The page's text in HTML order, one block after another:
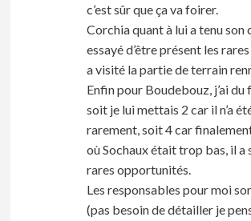
c’est sûr que ça va foirer.
Corchia quant à lui a tenu
essayé d’être présent les
a visité la partie de terrain
Enfin pour Boudebouz, j’ai du
soit je lui mettais 2 car il n’a
rarement, soit 4 car
où Sochaux était trop bas, il a
rares opportunités.
Les responsables pour moi
(pas besoin de détailler je